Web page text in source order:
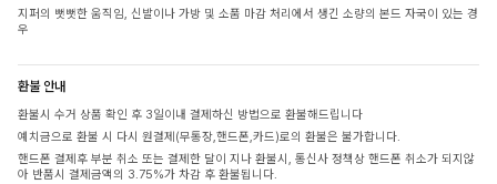
지퍼의 뻣뻣한 움직임, 신발이나 가방 및 소품 마감 처리에서 생긴 소량의 본드 자국이 있는 경
우
환불 안내
환불시 수거 상품 확인 후 3일이내 결제하신 방법으로 환불해드립니다
예치금으로 환불 시 다시 원결제(무통장,핸드폰,카드)로의 환불은 불가합니다.
핸드폰 결제후 부분 취소 또는 결제한 달이 지나 환불시, 통신사 정책상 핸드폰 취소가 되지않
아 반품시 결제금액의 3.75%가 차감 후 환불됩니다.